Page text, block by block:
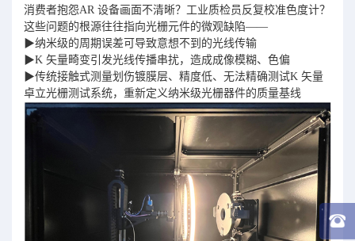
消费者抱怨AR 设备画面不清晰？工业质检员反复校准色度计？
这些问题的根源往往指向光栅元件的微观缺陷——
▶纳米级的周期误差可导致意想不到的光线传输
▶K 矢量畸变引发光线传播串扰，造成成像模糊、色偏
▶传统接触式测量划伤镀膜层、精度低、无法精确测试K 矢量
卓立光栅测试系统，重新定义纳米级光栅器件的质量基线